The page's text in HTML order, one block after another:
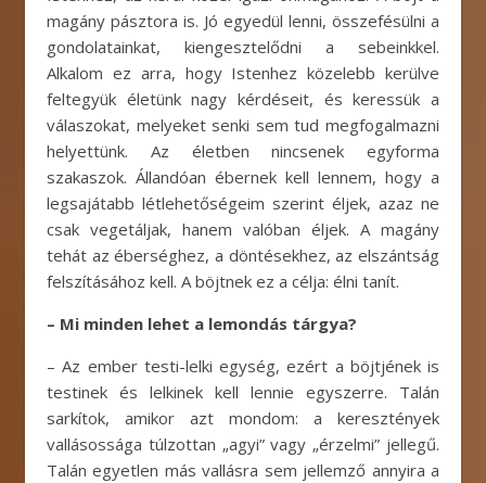
magány pásztora is. Jó egyedül lenni, összefésülni a
gondolatainkat, kiengesztelődni a sebeinkkel.
Alkalom ez arra, hogy Istenhez közelebb kerülve
feltegyük életünk nagy kérdéseit, és keressük a
válaszokat, melyeket senki sem tud megfogalmazni
helyettünk. Az életben nincsenek egyforma
szakaszok. Állandóan ébernek kell lennem, hogy a
legsajátabb létlehetőségeim szerint éljek, azaz ne
csak vegetáljak, hanem valóban éljek. A magány
tehát az éberséghez, a döntésekhez, az elszántság
felszításához kell. A böjtnek ez a célja: élni tanít.
– Mi minden lehet a lemondás tárgya?
– Az ember testi-lelki egység, ezért a böjtjének is
testinek és lelkinek kell lennie egyszerre. Talán
sarkítok, amikor azt mondom: a keresztények
vallásossága túlzottan „agyi” vagy „érzelmi” jellegű.
Talán egyetlen más vallásra sem jellemző annyira a